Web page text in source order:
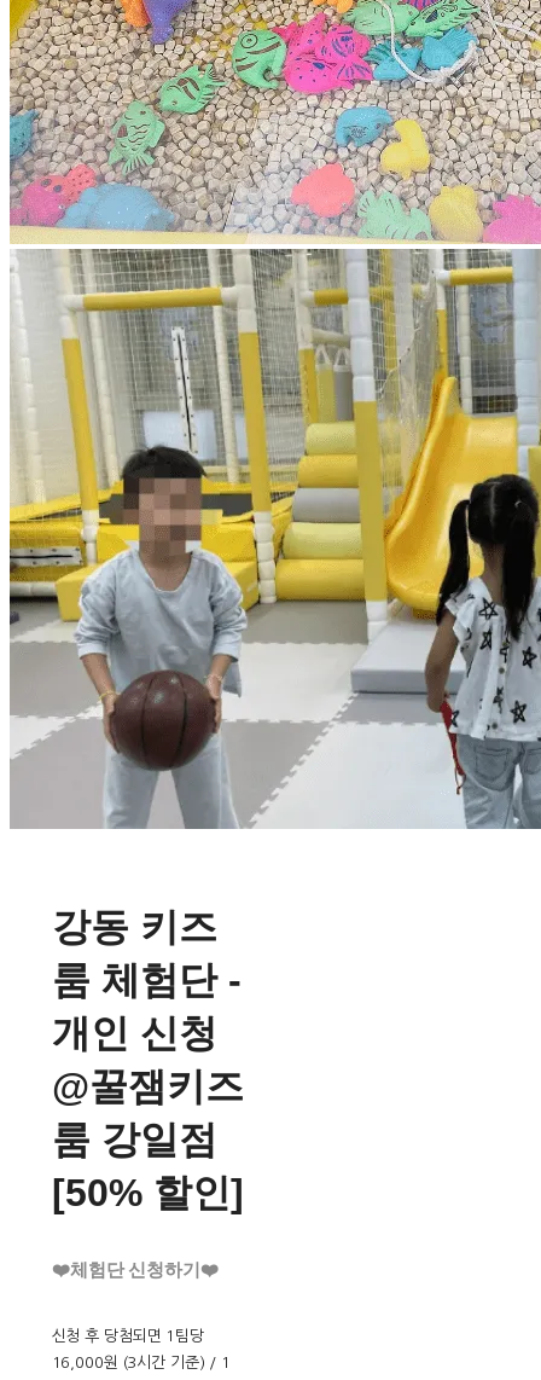
강동 키즈
룸 체험단 -
개인 신청
@꿀잼키즈
룸 강일점
[50% 할인]
❤️체험단 신청하기❤️
신청 후 당첨되면 1팀당
16,000원 (3시간 기준) / 1